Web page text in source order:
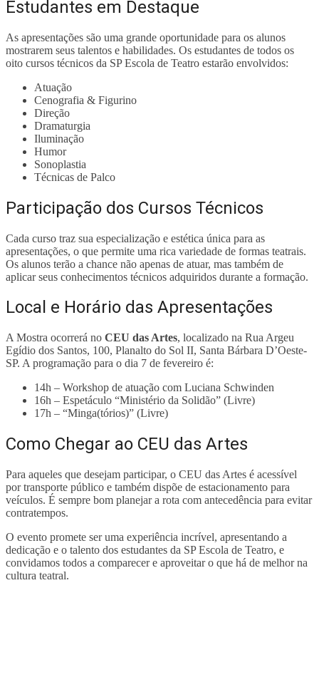
Estudantes em Destaque
As apresentações são uma grande oportunidade para os alunos
mostrarem seus talentos e habilidades. Os estudantes de todos os
oito cursos técnicos da SP Escola de Teatro estarão envolvidos:
Atuação
Cenografia & Figurino
Direção
Dramaturgia
Iluminação
Humor
Sonoplastia
Técnicas de Palco
Participação dos Cursos Técnicos
Cada curso traz sua especialização e estética única para as
apresentações, o que permite uma rica variedade de formas teatrais.
Os alunos terão a chance não apenas de atuar, mas também de
aplicar seus conhecimentos técnicos adquiridos durante a formação.
Local e Horário das Apresentações
A Mostra ocorrerá no CEU das Artes, localizado na Rua Argeu
Egídio dos Santos, 100, Planalto do Sol II, Santa Bárbara D’Oeste-
SP. A programação para o dia 7 de fevereiro é:
14h – Workshop de atuação com Luciana Schwinden
16h – Espetáculo “Ministério da Solidão” (Livre)
17h – “Minga(tórios)” (Livre)
Como Chegar ao CEU das Artes
Para aqueles que desejam participar, o CEU das Artes é acessível
por transporte público e também dispõe de estacionamento para
veículos. É sempre bom planejar a rota com antecedência para evitar
contratempos.
O evento promete ser uma experiência incrível, apresentando a
dedicação e o talento dos estudantes da SP Escola de Teatro, e
convidamos todos a comparecer e aproveitar o que há de melhor na
cultura teatral.